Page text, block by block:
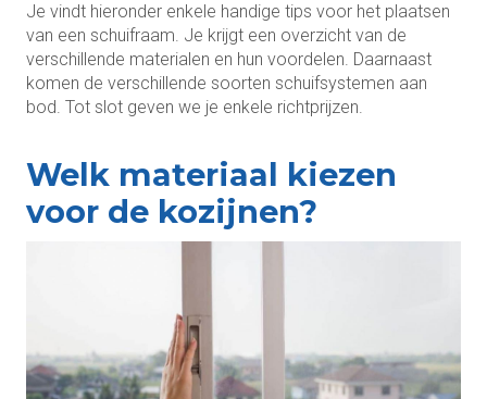
Je vindt hieronder enkele handige tips voor het plaatsen
van een schuifraam. Je krijgt een overzicht van de
verschillende materialen en hun voordelen. Daarnaast
komen de verschillende soorten schuifsystemen aan
bod. Tot slot geven we je enkele richtprijzen.
Welk materiaal kiezen
voor de kozijnen?